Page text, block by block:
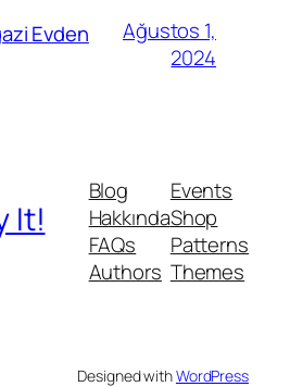
Evden
Ağustos 1,
2024
It!
Blog
Hakkında
FAQs
Authors
Events
Shop
Patterns
Themes
Designed withWordPress